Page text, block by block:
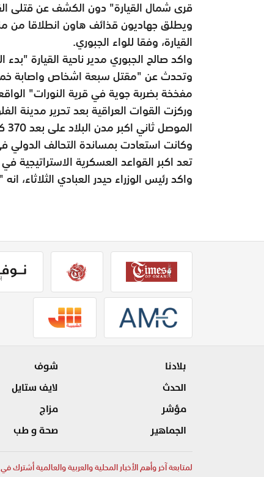
قرى شمال القيارة" دون الكشف عن قتلى
ويطلق جهاديون قذائف هاون انطلاقا من
القيارة، وفقا للواء الجبوري.
واكد صالح الجبوري مدير ناحية القيارة "بدء
وتحدث عن "مقتل سبعة اشخاص واصابة
مفخخة بضربة جوية في قرية النورات"
وركزت القوات العراقية بعد تحرير مدينة
الموصل ثاني اكبر مدن البلاد على بعد 370 كلم شمال بغداد.
وكانت استعادت بمساندة التحالف الدولي
تعد اكبر القواعد العسكرية الاستراتيجية
واكد رئيس الوزراء حيدر العبادي الثلاثاء،
بلادنا
الحدث
مؤشر
الجماهير
شوف
لايف ستايل
مزاج
صحة و طب
لمتابعة آخر وأهم الأخبار المحلية والعربية والعالمية أشترك